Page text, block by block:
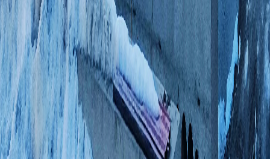
Wsparcie
Realizacje
Wsparcie techniczne
FAQ
Wideo
Kontakt
Polityka prywatności
Resources
Free Tools
Knowledge Base